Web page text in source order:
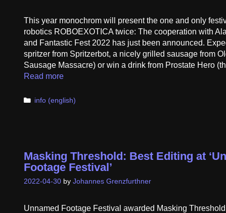
This year monochrom will present the one and only
robotics ROBOEXOTICA twice: The cooperation with
and Fantastic Fest 2022 has just been announced.
spritzer from Spritzerbot, a nicely grilled sausage from
Sausage Massacre) or win a drink from Prostate Hero
Read more
Categories
info (english)
Masking Threshold: Best Editing at
Footage Festival’
2022-04-30 by Johannes Grenzfurthner
Unnamed Footage Festival awarded Masking